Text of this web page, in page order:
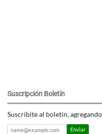
Suscripción Boletín
Suscribite al boletín,
Enviar